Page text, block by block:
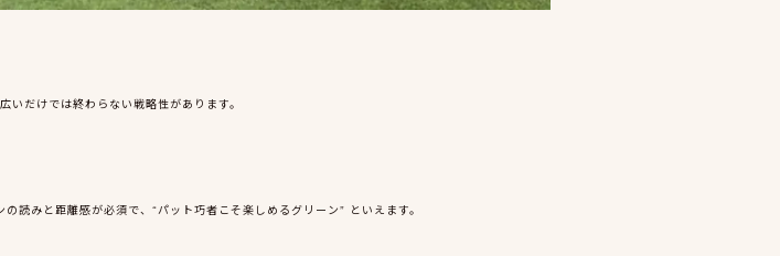
だけでは終わらない戦略性があります。
読みと距離感が必須で、“パット巧者こそ楽しめるグリーン” といえます。